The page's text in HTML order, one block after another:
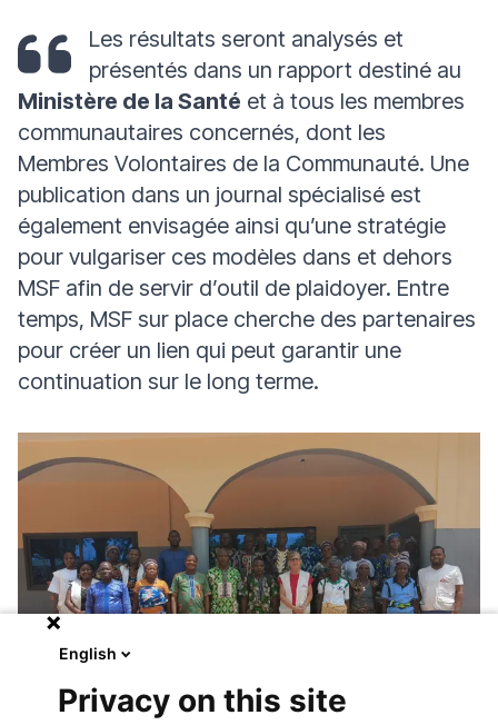
Les résultats seront analysés et
présentés dans un rapport destiné au
Ministère de la Santé et à tous les membres
communautaires concernés, dont les
Membres Volontaires de la Communauté. Une
publication dans un journal spécialisé est
également envisagée ainsi qu’une stratégie
pour vulgariser ces modèles dans et dehors
MSF afin de servir d’outil de plaidoyer. Entre
temps, MSF sur place cherche des partenaires
pour créer un lien qui peut garantir une
continuation sur le long terme.
English
Privacy on this site